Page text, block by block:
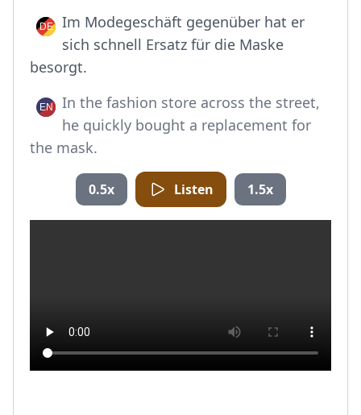
Im Modegeschäft gegenüber hat er
sich schnell Ersatz für die Maske
besorgt.
In the fashion store across the street,
he quickly bought a replacement for
the mask.
0.5x Listen 1.5x